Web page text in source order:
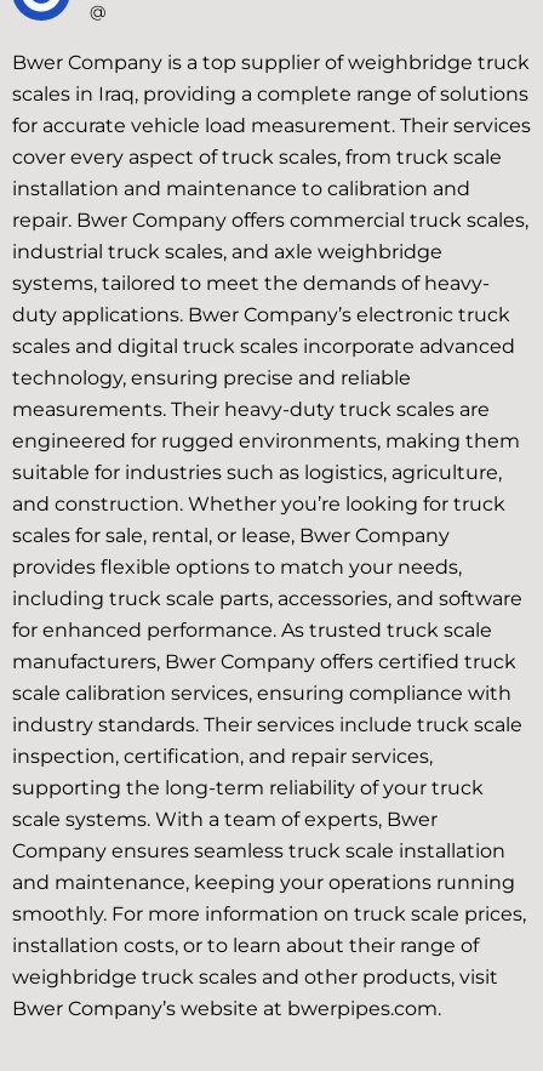
@
Bwer Company is a top supplier of weighbridge truck
scales in Iraq, providing a complete range of solutions
for accurate vehicle load measurement. Their services
cover every aspect of truck scales, from truck scale
installation and maintenance to calibration and
repair. Bwer Company offers commercial truck scales,
industrial truck scales, and axle weighbridge
systems, tailored to meet the demands of heavy-
duty applications. Bwer Company’s electronic truck
scales and digital truck scales incorporate advanced
technology, ensuring precise and reliable
measurements. Their heavy-duty truck scales are
engineered for rugged environments, making them
suitable for industries such as logistics, agriculture,
and construction. Whether you’re looking for truck
scales for sale, rental, or lease, Bwer Company
provides flexible options to match your needs,
including truck scale parts, accessories, and software
for enhanced performance. As trusted truck scale
manufacturers, Bwer Company offers certified truck
scale calibration services, ensuring compliance with
industry standards. Their services include truck scale
inspection, certification, and repair services,
supporting the long-term reliability of your truck
scale systems. With a team of experts, Bwer
Company ensures seamless truck scale installation
and maintenance, keeping your operations running
smoothly. For more information on truck scale prices,
installation costs, or to learn about their range of
weighbridge truck scales and other products, visit
Bwer Company’s website at bwerpipes.com.